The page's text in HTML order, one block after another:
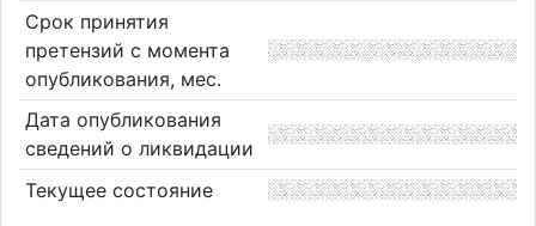
Срок принятия
претензий с момента
опубликования, мес.
Дата опубликования
сведений о ликвидации
Текущее состояние